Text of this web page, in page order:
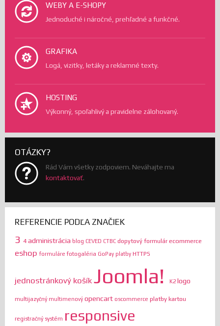
WEBY A E-SHOPY
Jednoduché i náročné, prehľadné a funkčné.
GRAFIKA
Logá, vizitky, letáky a reklamné texty.
HOSTING
Výkonný, spoľahlivý a pravidelne zálohovaný.
OTÁZKY?
Rád Vám všetky zodpoviem. Neváhajte ma
kontaktovať.
REFERENCIE PODĽA ZNAČIEK
3 4 administrácia blog CEVED CTBC dopytový formulár ecommerce
eshopformulárefotogaléria GoPay platby HTTPS
jednostránkový košík Joomla! K2 logo
multijazyčný multimenový opencart oscommerce platby kartou
registračný systém responsive